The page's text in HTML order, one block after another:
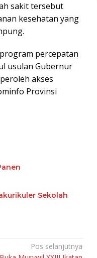
sakit tersebut
kesehatan yang
percepatan
usulan Gubernur
akses
Provinsi
Sekolah
Pos selanjutnya